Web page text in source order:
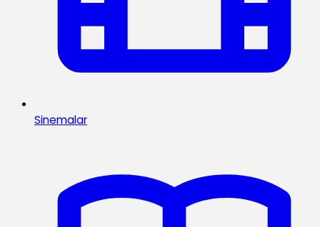
Sinemalar